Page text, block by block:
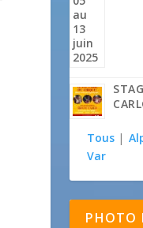
Tous |
Var
PHOTO